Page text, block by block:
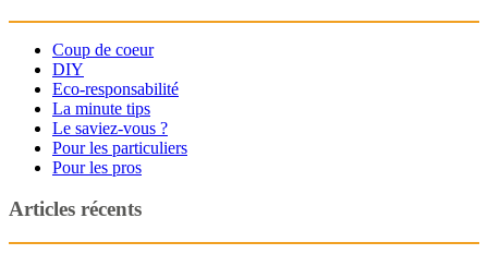
Coup de coeur
DIY
Eco-responsabilité
La minute tips
Le saviez-vous ?
Pour les particuliers
Pour les pros
Articles récents